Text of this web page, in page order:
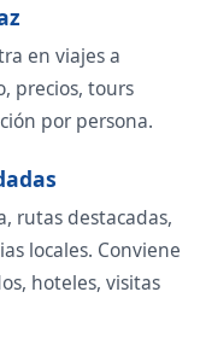
en viajes a
precios, tours
por persona.
rutas destacadas,
locales. Conviene
hoteles, visitas